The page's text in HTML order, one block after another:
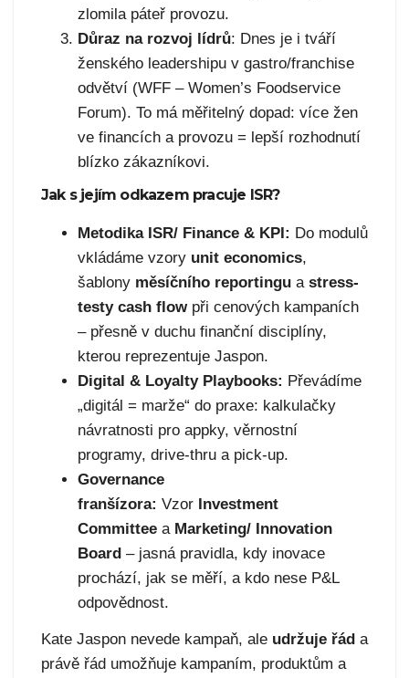
zlomila páteř provozu.
Důraz na rozvoj lídrů: Dnes je i tváří
ženského leadershipu v gastro/franchise
odvětví (WFF – Women’s Foodservice
Forum). To má měřitelný dopad: více žen
ve financích a provozu = lepší rozhodnutí
blízko zákazníkovi.
Jak s jejím odkazem pracuje ISR?
Metodika ISR/ Finance & KPI: Do modulů
vkládáme vzory unit economics,
šablony měsíčního reportingu a stress-
testy cash flowpři cenových kampaních
– přesně v duchu finanční disciplíny,
kterou reprezentuje Jaspon.
Digital & Loyalty Playbooks: Převádíme
„digitál = marže“ do praxe: kalkulačky
návratnosti pro appky, věrnostní
programy, drive-thru a pick-up.
Governance
franšízora: Vzor Investment
Committee a Marketing/ Innovation
Board – jasná pravidla, kdy inovace
prochází, jak se měří, a kdo nese P&L
odpovědnost.
Kate Jaspon nevede kampaň, ale udržuje řád a
právě řád umožňuje kampaním, produktům a